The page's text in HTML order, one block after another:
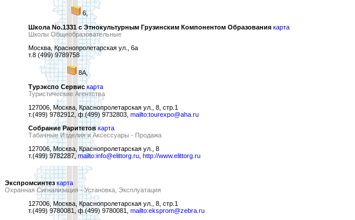
6,
Школа No.1331 с Этнокультурным Грузинским Компонентом Образования карта
Школы Общеобразовательные
Москва, Краснопролетарская ул., 6а
т.8 (499) 9789758
8А,
Турэкспо Сервис карта
Туристические Агентства
127006, Москва, Краснопролетарская ул., 8, стр.1
т.(499) 9782912, ф.(499) 9732803, mailto:tourexpo@aha.ru
Собрание Раритетов карта
Табачные Изделия и Аксессуары - Продажа
127006, Москва, Краснопролетарская ул., 8
т.(499) 9782287, mailto:info@elittorg.ru http://www.elittorg.ru
Экспромсинтез карта
Охранная Сигнализация - Установка, Эксплуатация
127006, Москва, Краснопролетарская ул., 8, стр.1
т.(499) 9780081, ф.(499) 9780081, mailto:eksprom@zebra.ru